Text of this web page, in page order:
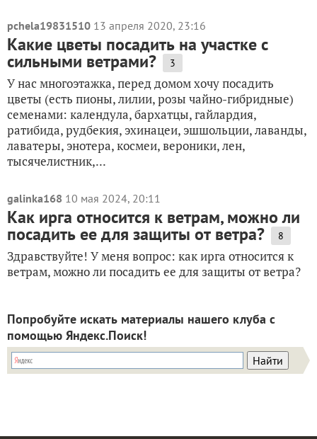
pchela19831510 13 апреля 2020, 23:16
Какие цветы посадить на участке с
сильными ветрами? 3
У нас многоэтажка, перед домом хочу посадить
цветы (есть пионы, лилии, розы чайно-гибридные)
семенами: календула, бархатцы, гайлардия,
ратибида, рудбекия, эхинацеи, эшшольции, лаванды,
лаватеры, энотера, космеи, вероники, лен,
тысячелистник,...
galinka168 10 мая 2024, 20:11
Как ирга относится к ветрам, можно ли
посадить ее для защиты от ветра? 8
Здравствуйте! У меня вопрос: как ирга относится к
ветрам, можно ли посадить ее для защиты от ветра?
Попробуйте искать материалы нашего клуба с
помощью Яндекс.Поиск!